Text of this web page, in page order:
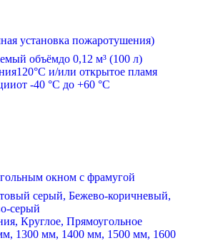
установка пожаротушения)
объёмдо 0,12 м³ (100 л)
120°С и/или открытое пламя
от -40 °C до +60 °C
окном с фрамугой
серый, Бежево-коричневый,
серый
Круглое, Прямоугольное
1300 мм, 1400 мм, 1500 мм, 1600